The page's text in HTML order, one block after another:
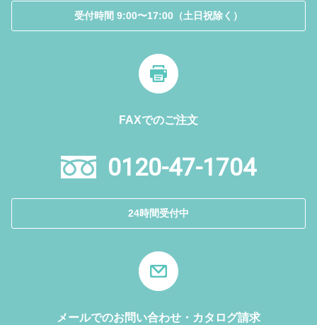
受付時間 9:00〜17:00（土日祝除く）
FAXでのご注文
0120-47-1704
24時間受付中
メールでのお問い合わせ・カタログ請求